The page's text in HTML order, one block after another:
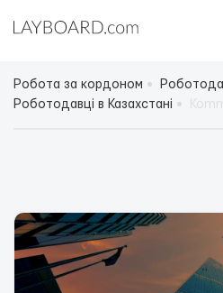
Робота за кордоном
Роботодавці в Казахстані